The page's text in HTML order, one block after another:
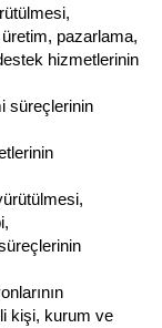
pazarlama,
hizmetlerinin
süreçlerinin
kişi, kurum ve